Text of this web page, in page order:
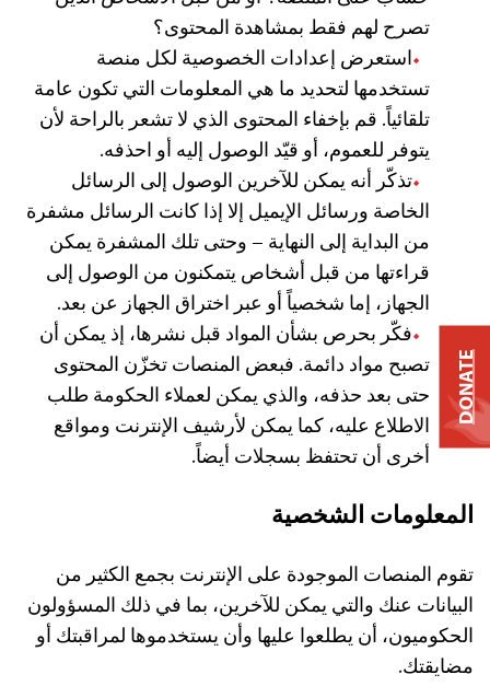
تصرح لهم فقط بمشاهدة المحتوى؟
استعرض إعدادات الخصوصية لكل منصة
تستخدمها لتحديد ما هي المعلومات التي تكون عامة
تلقائياً. قم بإخفاء المحتوى الذي لا تشعر بالراحة لأن
يتوفر للعموم، أو قيّد الوصول إليه أو احذفه.
تذكّر أنه يمكن للآخرين الوصول إلى الرسائل
الخاصة ورسائل الإيميل إلا إذا كانت الرسائل مشفرة
من البداية إلى النهاية – وحتى تلك المشفرة يمكن
قراءتها من قبل أشخاص يتمكنون من الوصول إلى
الجهاز، إما شخصياً أو عبر اختراق الجهاز عن بعد.
فكّر بحرص بشأن المواد قبل نشرها، إذ يمكن أن
تصبح مواد دائمة. فبعض المنصات تخزّن المحتوى
حتى بعد حذفه، والذي يمكن لعملاء الحكومة طلب
الاطلاع عليه، كما يمكن لأرشيف الإنترنت ومواقع
أخرى أن تحتفظ بسجلات أيضاً.
المعلومات الشخصية
تقوم المنصات الموجودة على الإنترنت بجمع الكثير من
البيانات عنك والتي يمكن للآخرين، بما في ذلك المسؤولون
الحكوميون، أن يطلعوا عليها وأن يستخدموها لمراقبتك أو
مضايقتك.
DONATE